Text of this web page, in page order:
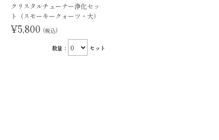
クリスタルチューナー浄化セッ
ト（スモーキークォーツ・大）
¥5,800 (税込)
数量： セット